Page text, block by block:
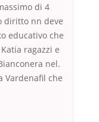
di 4
diritto nn deve
educativo che
ragazzi e
nel.
Vardenafil che